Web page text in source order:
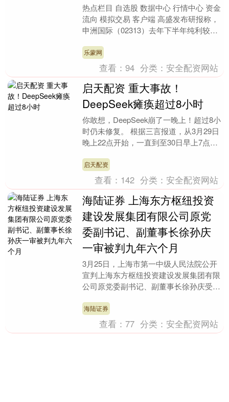
热点栏目 自选股 数据中心 行情中心 资金
流向 模拟交易 客户端 高盛发布研报称，
申洲国际（02313）去年下半年纯利较该
润....
乐蒙网
查看：94 分类：安全配资网站
启天配资 重大事故！
DeepSeek瘫痪超过8小时
你敢想，DeepSeek崩了一晚上！超过8小
时仍未修复。 根据三言报道，从3月29日
晚上22点开始，一直到至30日早上7点，
启天配资
查看： 142 分类：安全配资网站
海陆证券 上海东方枢纽投资
建设发展集团有限公司原党
委副书记、副董事长徐孙庆
一审被判九年六个月
3月25日，上海市第一中级人民法院公开
宣判上海东方枢纽投资建设发展集团有限
公司原党委副书记、副董事长徐孙庆受贿
期徒刑九年六个....
海陆证券
查看：77 分类：安全配资网站